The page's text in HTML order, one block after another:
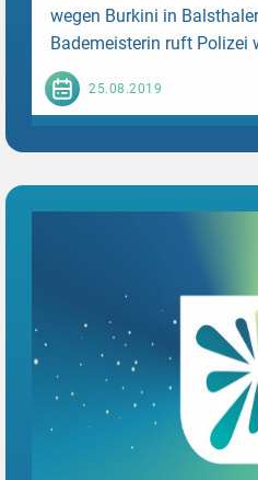
wegen Burkini in
Bademeisterin ruft Polizei
25.08.2019